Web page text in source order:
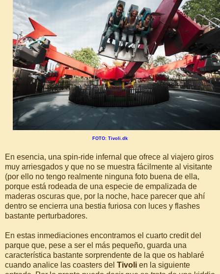
FOTO: Tivoli.dk
En esencia, una spin-ride infernal que ofrece al viajero giros
muy arriesgados y que no se muestra fácilmente al visitante
(por ello no tengo realmente ninguna foto buena de ella,
porque está rodeada de una especie de empalizada de
maderas oscuras que, por la noche, hace parecer que ahí
dentro se encierra una bestia furiosa con luces y flashes
bastante perturbadores.
En estas inmediaciones encontramos el cuarto credit del
parque que, pese a ser el más pequeño, guarda una
característica bastante sorprendente de la que os hablaré
cuando analice las coasters del Tivoli en la siguiente